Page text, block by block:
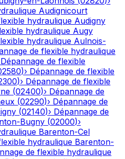
Audignicourt
hydraulique Audigny
hydraulique Augy
hydraulique Aulnois-
de flexible hydraulique
Dépannage de flexible
)› Dépannage de flexible
)› Dépannage de flexible
(02400)› Dépannage de
(02290)› Dépannage de
(02140)› Dépannage de
Bugny (02000)›
Barenton-Cel
hydraulique Barenton-
de flexible hydraulique